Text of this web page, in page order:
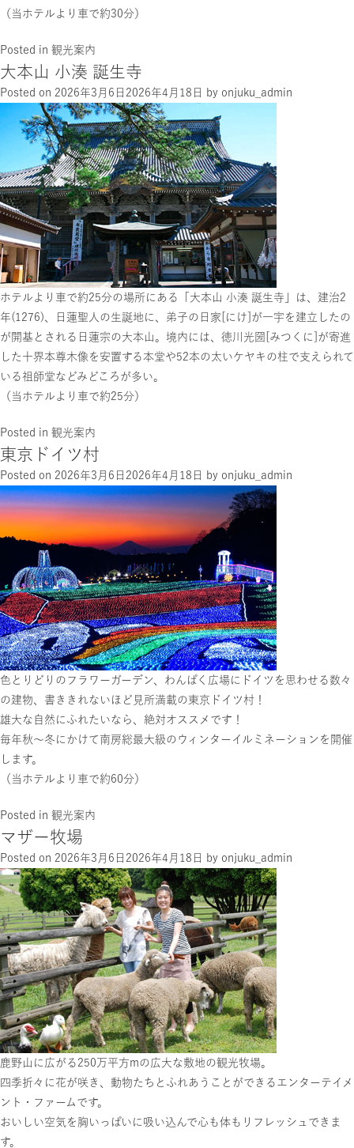
（当ホテルより車で約30分）
Posted in 観光案内
大本山 小湊 誕生寺
Posted on 2026年3月6日 2026年4月18日 by onjuku_admin
ホテルより車で約25分の場所にある「大本山 小湊 誕生寺」は、建治2
年(1276)、日蓮聖人の生誕地に、弟子の日家[にけ]が一宇を建立したの
が開基とされる日蓮宗の大本山。境内には、徳川光圀[みつくに]が寄進
した十界本尊木像を安置する本堂や52本の太いケヤキの柱で支えられて
いる祖師堂などみどころが多い。
（当ホテルより車で約25分）
Posted in 観光案内
東京ドイツ村
Posted on 2026年3月6日 2026年4月18日 by onjuku_admin
色とりどりのフラワーガーデン、わんぱく広場にドイツを思わせる数々
の建物、書ききれないほど見所満載の東京ドイツ村！
雄大な自然にふれたいなら、絶対オススメです！
毎年秋～冬にかけて南房総最大級のウィンターイルミネーションを開催
します。
（当ホテルより車で約60分）
Posted in 観光案内
マザー牧場
Posted on 2026年3月6日 2026年4月18日 by onjuku_admin
鹿野山に広がる250万平方mの広大な敷地の観光牧場。
四季折々に花が咲き、動物たちとふれあうことができるエンターテイメ
ント・ファームです。
おいしい空気を胸いっぱいに吸い込んで心も体もリフレッシュできま
す。